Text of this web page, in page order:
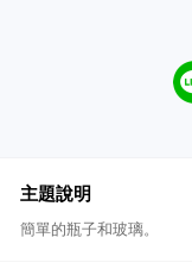
主題說明
簡單的瓶子和玻璃。